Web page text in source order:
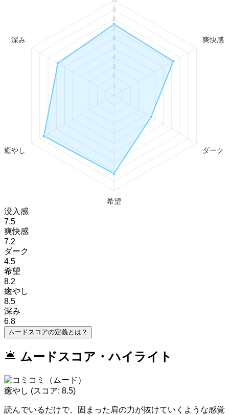
没入感
7.5
爽快感
7.2
ダーク
4.5
希望
8.2
癒やし
8.5
深み
6.8
ムードスコアの定義とは？
wb_twilight ムードスコア・ハイライト
癒やし (スコア: 8.5)
読んでいるだけで、固まった肩の力が抜けていくような感覚